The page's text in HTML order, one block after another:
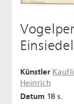
Künstler
Heinrich
Datum 18 s.